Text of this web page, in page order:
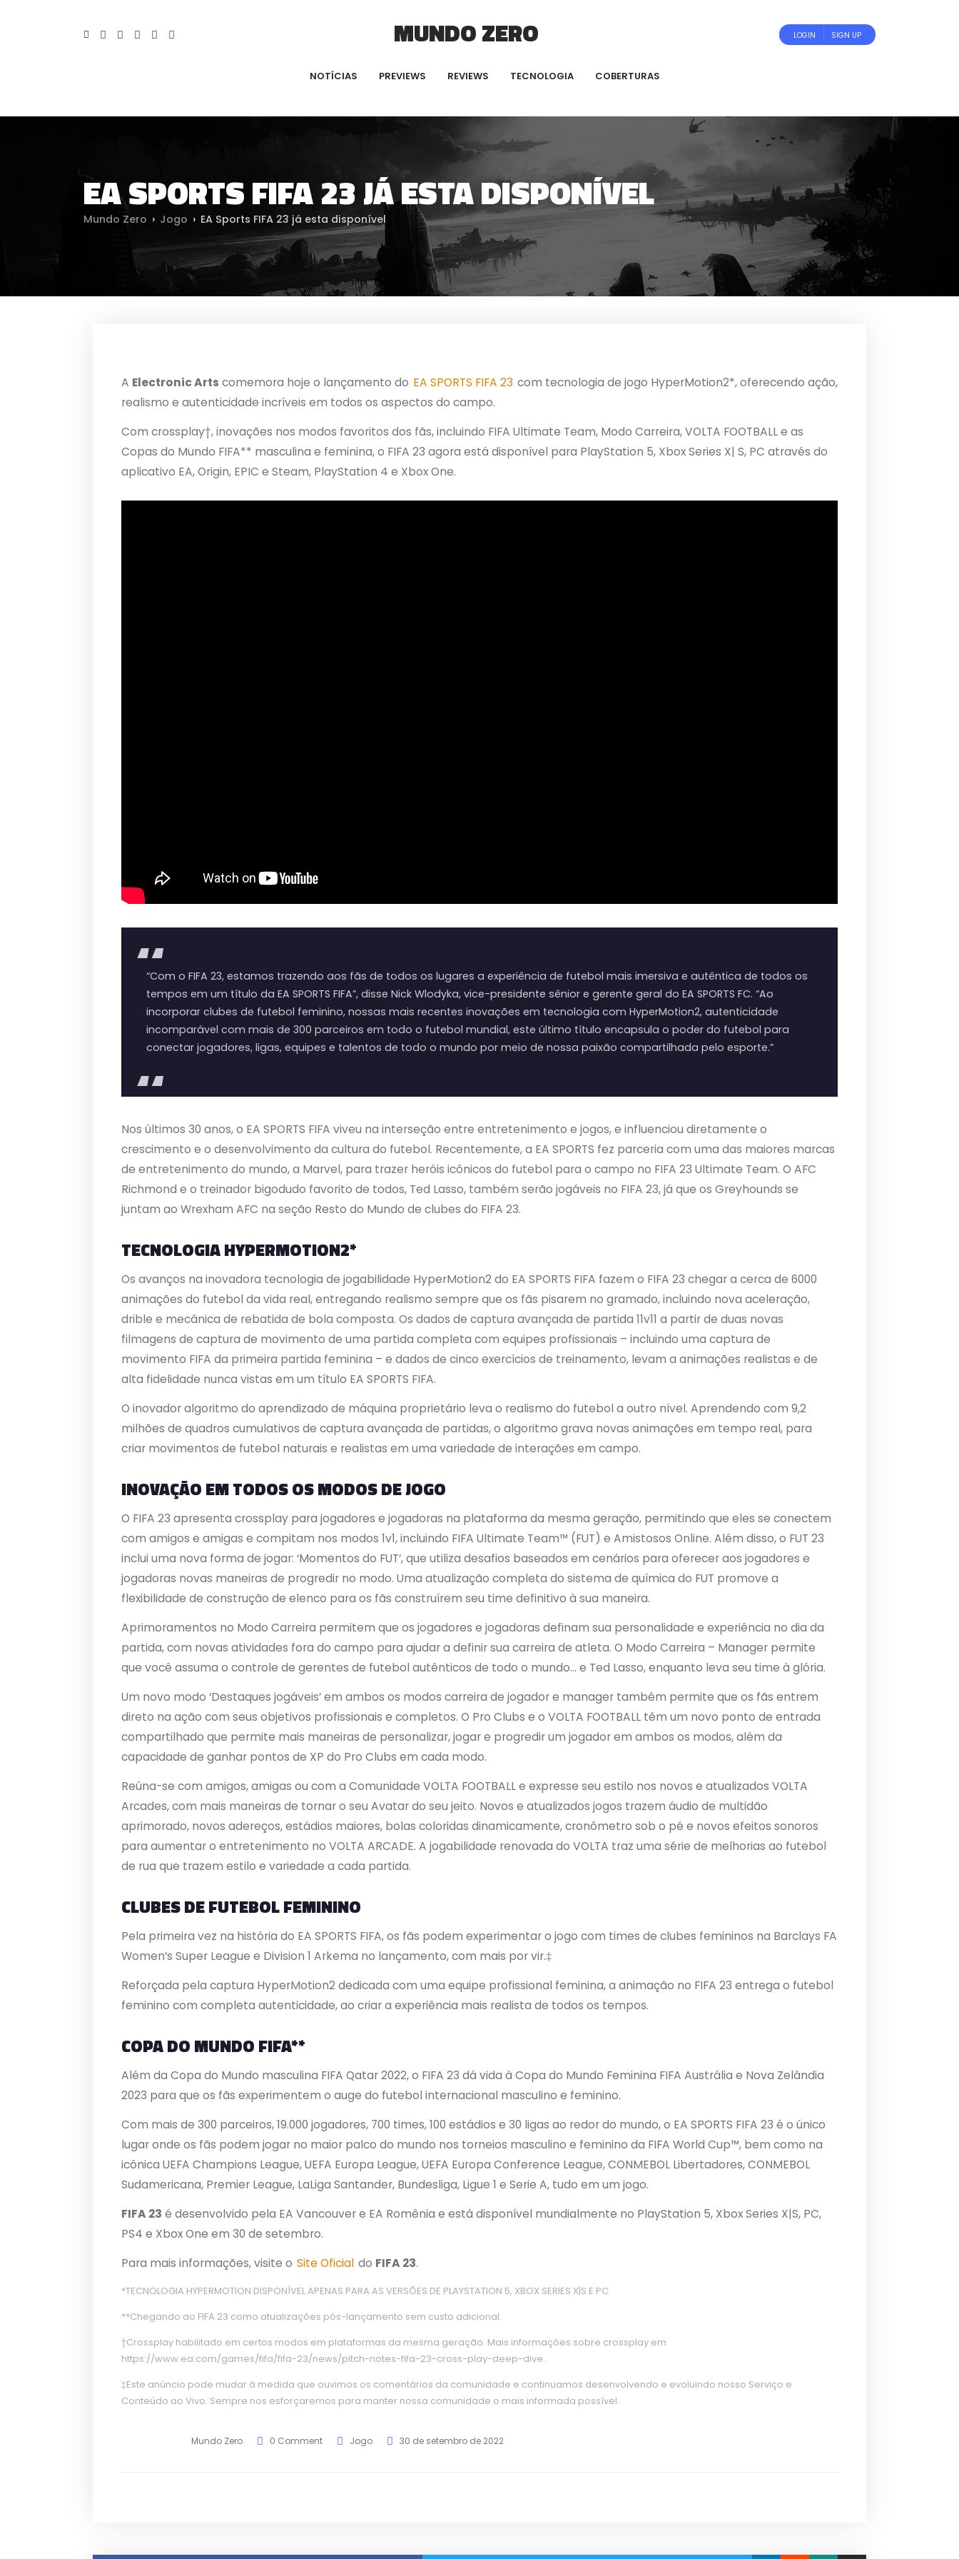
MUNDO ZERO LOGIN SIGN UP
NOTÍCIAS PREVIEWS REVIEWS TECNOLOGIA COBERTURAS
EA SPORTS FIFA 23 JÁ ESTA DISPONÍVEL
Mundo Zero › Jogo › EA Sports FIFA 23 já esta disponível
A Electronic Arts comemora hoje o lançamento do EA SPORTS FIFA 23 com tecnologia de jogo HyperMotion2*, oferecendo ação,
realismo e autenticidade incríveis em todos os aspectos do campo.
Com crossplay†, inovações nos modos favoritos dos fãs, incluindo FIFA Ultimate Team, Modo Carreira, VOLTA FOOTBALL e as
Copas do Mundo FIFA** masculina e feminina, o FIFA 23 agora está disponível para PlayStation 5, Xbox Series X| S, PC através do
aplicativo EA, Origin, EPIC e Steam, PlayStation 4 e Xbox One.
“Com o FIFA 23, estamos trazendo aos fãs de todos os lugares a experiência de futebol mais imersiva e autêntica de todos os
tempos em um título da EA SPORTS FIFA”, disse Nick Wlodyka, vice-presidente sênior e gerente geral do EA SPORTS FC. “Ao
incorporar clubes de futebol feminino, nossas mais recentes inovações em tecnologia com HyperMotion2, autenticidade
incomparável com mais de 300 parceiros em todo o futebol mundial, este último título encapsula o poder do futebol para
conectar jogadores, ligas, equipes e talentos de todo o mundo por meio de nossa paixão compartilhada pelo esporte.”
Nos últimos 30 anos, o EA SPORTS FIFA viveu na interseção entre entretenimento e jogos, e influenciou diretamente o
crescimento e o desenvolvimento da cultura do futebol. Recentemente, a EA SPORTS fez parceria com uma das maiores marcas
de entretenimento do mundo, a Marvel, para trazer heróis icônicos do futebol para o campo no FIFA 23 Ultimate Team. O AFC
Richmond e o treinador bigodudo favorito de todos, Ted Lasso, também serão jogáveis no FIFA 23, já que os Greyhounds se
juntam ao Wrexham AFC na seção Resto do Mundo de clubes do FIFA 23.
TECNOLOGIA HYPERMOTION2*
Os avanços na inovadora tecnologia de jogabilidade HyperMotion2 do EA SPORTS FIFA fazem o FIFA 23 chegar a cerca de 6000
animações do futebol da vida real, entregando realismo sempre que os fãs pisarem no gramado, incluindo nova aceleração,
drible e mecânica de rebatida de bola composta. Os dados de captura avançada de partida 11v11 a partir de duas novas
filmagens de captura de movimento de uma partida completa com equipes profissionais – incluindo uma captura de
movimento FIFA da primeira partida feminina – e dados de cinco exercícios de treinamento, levam a animações realistas e de
alta fidelidade nunca vistas em um título EA SPORTS FIFA.
O inovador algoritmo do aprendizado de máquina proprietário leva o realismo do futebol a outro nível. Aprendendo com 9,2
milhões de quadros cumulativos de captura avançada de partidas, o algoritmo grava novas animações em tempo real, para
criar movimentos de futebol naturais e realistas em uma variedade de interações em campo.
INOVAÇÃO EM TODOS OS MODOS DE JOGO
O FIFA 23 apresenta crossplay para jogadores e jogadoras na plataforma da mesma geração, permitindo que eles se conectem
com amigos e amigas e compitam nos modos 1v1, incluindo FIFA Ultimate Team™ (FUT) e Amistosos Online. Além disso, o FUT 23
inclui uma nova forma de jogar: ‘Momentos do FUT’, que utiliza desafios baseados em cenários para oferecer aos jogadores e
jogadoras novas maneiras de progredir no modo. Uma atualização completa do sistema de química do FUT promove a
flexibilidade de construção de elenco para os fãs construírem seu time definitivo à sua maneira.
Aprimoramentos no Modo Carreira permitem que os jogadores e jogadoras definam sua personalidade e experiência no dia da
partida, com novas atividades fora do campo para ajudar a definir sua carreira de atleta. O Modo Carreira – Manager permite
que você assuma o controle de gerentes de futebol autênticos de todo o mundo… e Ted Lasso, enquanto leva seu time à glória.
Um novo modo ‘Destaques jogáveis’ em ambos os modos carreira de jogador e manager também permite que os fãs entrem
direto na ação com seus objetivos profissionais e completos. O Pro Clubs e o VOLTA FOOTBALL têm um novo ponto de entrada
compartilhado que permite mais maneiras de personalizar, jogar e progredir um jogador em ambos os modos, além da
capacidade de ganhar pontos de XP do Pro Clubs em cada modo.
Reúna-se com amigos, amigas ou com a Comunidade VOLTA FOOTBALL e expresse seu estilo nos novos e atualizados VOLTA
Arcades, com mais maneiras de tornar o seu Avatar do seu jeito. Novos e atualizados jogos trazem áudio de multidão
aprimorado, novos adereços, estádios maiores, bolas coloridas dinamicamente, cronômetro sob o pé e novos efeitos sonoros
para aumentar o entretenimento no VOLTA ARCADE. A jogabilidade renovada do VOLTA traz uma série de melhorias ao futebol
de rua que trazem estilo e variedade a cada partida.
CLUBES DE FUTEBOL FEMININO
Pela primeira vez na história do EA SPORTS FIFA, os fãs podem experimentar o jogo com times de clubes femininos na Barclays FA
Women’s Super League e Division 1 Arkema no lançamento, com mais por vir.‡
Reforçada pela captura HyperMotion2 dedicada com uma equipe profissional feminina, a animação no FIFA 23 entrega o futebol
feminino com completa autenticidade, ao criar a experiência mais realista de todos os tempos.
COPA DO MUNDO FIFA**
Além da Copa do Mundo masculina FIFA Qatar 2022, o FIFA 23 dá vida à Copa do Mundo Feminina FIFA Austrália e Nova Zelândia
2023 para que os fãs experimentem o auge do futebol internacional masculino e feminino.
Com mais de 300 parceiros, 19.000 jogadores, 700 times, 100 estádios e 30 ligas ao redor do mundo, o EA SPORTS FIFA 23 é o único
lugar onde os fãs podem jogar no maior palco do mundo nos torneios masculino e feminino da FIFA World Cup™, bem como na
icônica UEFA Champions League, UEFA Europa League, UEFA Europa Conference League, CONMEBOL Libertadores, CONMEBOL
Sudamericana, Premier League, LaLiga Santander, Bundesliga, Ligue 1 e Serie A, tudo em um jogo.
FIFA 23 é desenvolvido pela EA Vancouver e EA Romênia e está disponível mundialmente no PlayStation 5, Xbox Series X|S, PC,
PS4 e Xbox One em 30 de setembro.
Para mais informações, visite o Site Oficial do FIFA 23.
*TECNOLOGIA HYPERMOTION DISPONÍVEL APENAS PARA AS VERSÕES DE PLAYSTATION 5, XBOX SERIES X|S E PC.
**Chegando ao FIFA 23 como atualizações pós-lançamento sem custo adicional.
†Crossplay habilitado em certos modos em plataformas da mesma geração. Mais informações sobre crossplay em
https://www.ea.com/games/fifa/fifa-23/news/pitch-notes-fifa-23-cross-play-deep-dive.
‡Este anúncio pode mudar à medida que ouvimos os comentários da comunidade e continuamos desenvolvendo e evoluindo nosso Serviço e
Conteúdo ao Vivo. Sempre nos esforçaremos para manter nossa comunidade o mais informada possível.
Mundo Zero 0 Comment Jogo 30 de setembro de 2022